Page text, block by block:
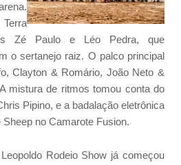
Zé Paulo e Léo Pedra, que
o sertanejo raiz. O palco principal
Clayton & Romário, João Neto &
mistura de ritmos tomou conta do
Pipino, e a badalação eletrônica
no Camarote Fusion.
Rodeio Show já começou